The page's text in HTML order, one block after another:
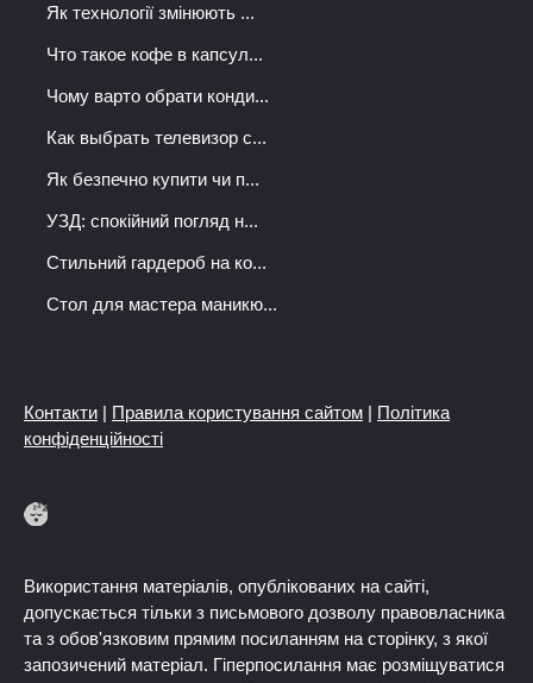
Як технології змінюють ...
Что такое кофе в капсул...
Чому варто обрати конди...
Как выбрать телевизор с...
Як безпечно купити чи п...
УЗД: спокійний погляд н...
Стильний гардероб на ко...
Стол для мастера маникю...
Контакти | Правила користування сайтом | Політика
конфіденційності
Використання матеріалів, опублікованих на сайті,
допускається тільки з письмового дозволу правовласника
та з обов'язковим прямим посиланням на сторінку, з якої
запозичений матеріал. Гіперпосилання має розміщуватися